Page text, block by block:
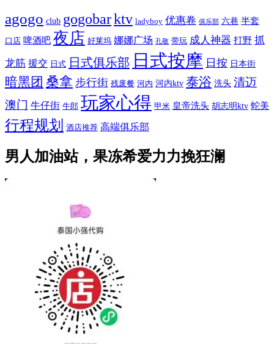
agogo club gogobarktv ladyboy 优惠卷 俱乐部 六巷 半套
口店 啤酒吧 夜店 好莱坞 娜娜广场 孔敬 带玩 成人神器 打野 抓
龙筋 援交 日式 日式俱乐部 日式按摩 日按 日本街
暗黑团 桑拿 步行街 残废餐 河内 河内ktv 泰浴 洗头 清迈
澳门 牛仔街 牛郎 玩家心得 甲米 皇帝洗头 胡志明ktv 蛇美
行程规划 酒店推荐 高端俱乐部
男人加油站，果冻希爱力力挽狂澜